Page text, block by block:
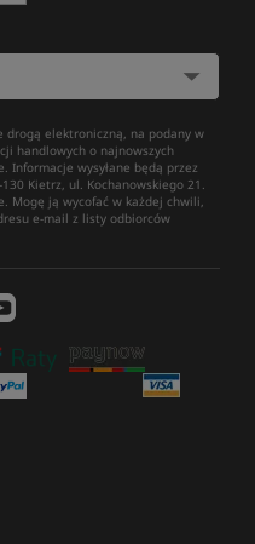
drogą elektroniczną, na podany w
handlowych o najnowszych
Informacje wysyłane będą przez
130 Kietrz, ul. Kochanowskiego 21.
Mogę ją wycofać w każdej chwili,
e-mail z listy odbiorców